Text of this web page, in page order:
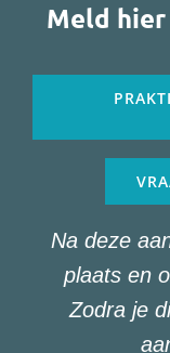
Meld hier
Na deze
plaats en
Zodra je